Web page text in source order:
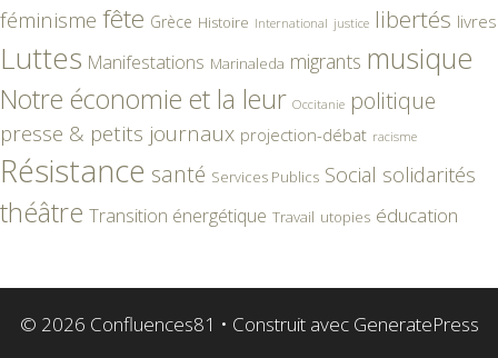
féminisme fête Grèce Histoire International justice libertés livres
Luttes Manifestations Marinaleda migrants musique
Notre économie et la leur Occitanie politique
presse & petits journaux projection-débat racisme
Résistance santé Services Publics Social solidarités
théâtre Transition énergétique Travail utopies éducation
© 2026 Confluences81 • Construit avec GeneratePress